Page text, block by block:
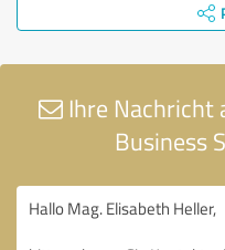
Ihre Nachricht
Business